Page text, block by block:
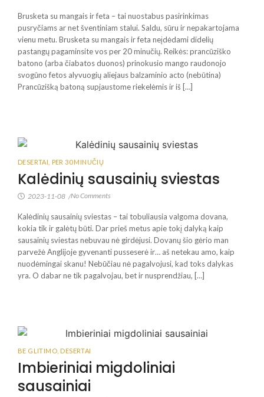
Brusketa su mangais ir feta – tai nuostabus pasirinkimas
pusryčiams ar net šventiniam stalui. Saldu, sūru ir nepakartojama
vienu metu. Brusketa su mangais ir feta neįdėdami didelių
pastangų pagaminsite vos per 20 minučių. Reikės: prancūziško
batono (arba čiabatos duonos) prinokusio mango raudonojo
svogūno fetos alyvuogių aliejaus balzaminio acto (nebūtina)
Prancūzišką batoną supjaustome riekelėmis ir iš […]
DESERTAI PER 30 MINUČIŲ
Kalėdinių sausainių sviestas
2023-11-08 /No Comments
Kalėdinių sausainių sviestas – tai tobuliausia valgoma dovana,
kokia tik ir galėtų būti. Dar prieš metus apie tokį dalyką kaip
sausainių sviestas nebuvau nė girdėjusi. Dovanų šio gėrio man
parvežė Anglijoje gyvenanti pusseserė ir… aš netekau amo, kaip
nuodėmingai skanu! Nebūčiau nė pagalvojusi, kad toks dalykas
yra. O dabar ne tik pagalvojau, bet ir nusprendžiau, […]
BE GLITIMO DESERTAI
Imbieriniai migdoliniai
sausainiai